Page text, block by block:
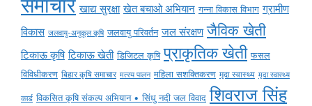
समाचार खाद्य सुरक्षा खेत बचाओ अभियान गन्ना विकास विभाग ग्रामीण
विकास जलवायु-अनुकूल कृषि जलवायु परिवर्तन जल संरक्षण जैविक खेती
टिकाऊ कृषि टिकाऊ खेती डिजिटल कृषि प्राकृतिक खेती फसल
विविधीकरण बिहार कृषि समाचार मत्स्य पालन महिला सशक्तिकरण मृदा स्वास्थ्य मृदा स्वास्थ्य
कार्ड विकसित कृषि संकल्प अभियान • सिंधु नदी जल विवाद शिवराज सिंह